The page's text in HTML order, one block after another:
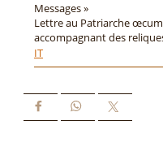
Messages »
Lettre au Patriarche
accompagnant des
IT